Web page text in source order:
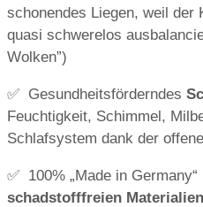
schonendes Liegen, weil der
quasi schwerelos
Wolken”)
✅ Gesundheitsförderndes
Feuchtigkeit, Schimmel,
Schlafsystem dank der
✅ 100% „Made in Germany“
schadstofffreien Materialien